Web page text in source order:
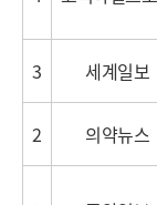
3 세계일보
2
의약뉴스